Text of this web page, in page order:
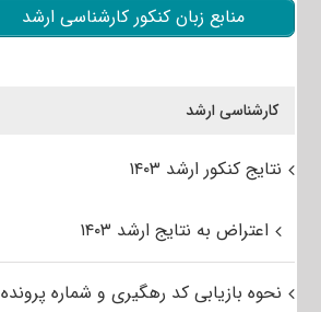
منابع زبان کنکور کارشناسی ارشد
کارشناسی ارشد
نتایج کنکور ارشد ۱۴۰۳
اعتراض به نتایج ارشد ۱۴۰۳
نحوه بازیابی کد رهگیری و شماره پرونده